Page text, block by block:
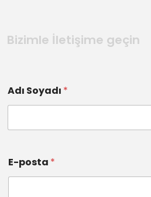
Bizimle İletişime geçin
Adı Soyadı *
E-posta *